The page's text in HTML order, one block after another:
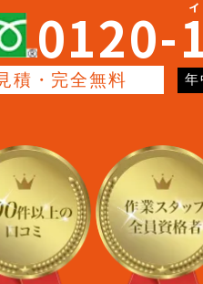
0120-
積・完全無料 年